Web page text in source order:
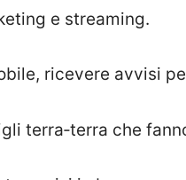
e streaming.
ricevere avvisi
terra‑terra che